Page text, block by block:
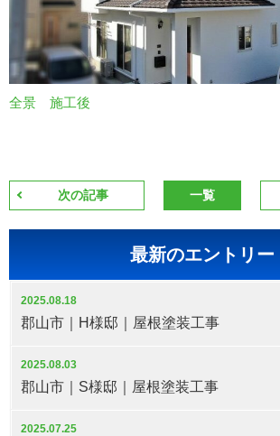
全景 施工後
次の記事 一覧
最新のエントリー
2025.08.18
郡山市｜H様邸｜屋根塗装工事
2025.08.03
郡山市｜S様邸｜屋根塗装工事
2025.07.25